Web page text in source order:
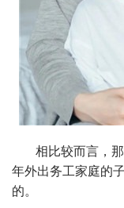
相比较而言，
年外出务工家庭的
的。